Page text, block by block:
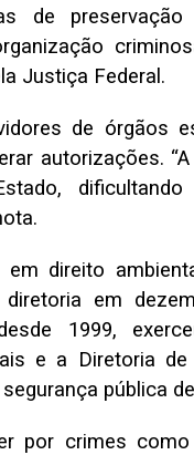
de
Justiça Federal.
de órgãos
autorizações.
em direito
em
1999,
e a Diretoria
pública
por crimes